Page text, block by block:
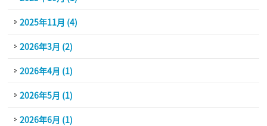
2025年11月 (4)
2026年3月 (2)
2026年4月 (1)
2026年5月 (1)
2026年6月 (1)